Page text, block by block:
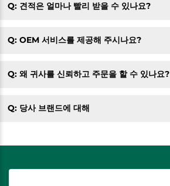
Q: 견적은 얼마나 빨리 받을 수 있나요?
Q: OEM 서비스를 제공해 주시나요?
Q: 왜 귀사를 신뢰하고 주문을 할 수 있나요?
Q: 당사 브랜드에 대해